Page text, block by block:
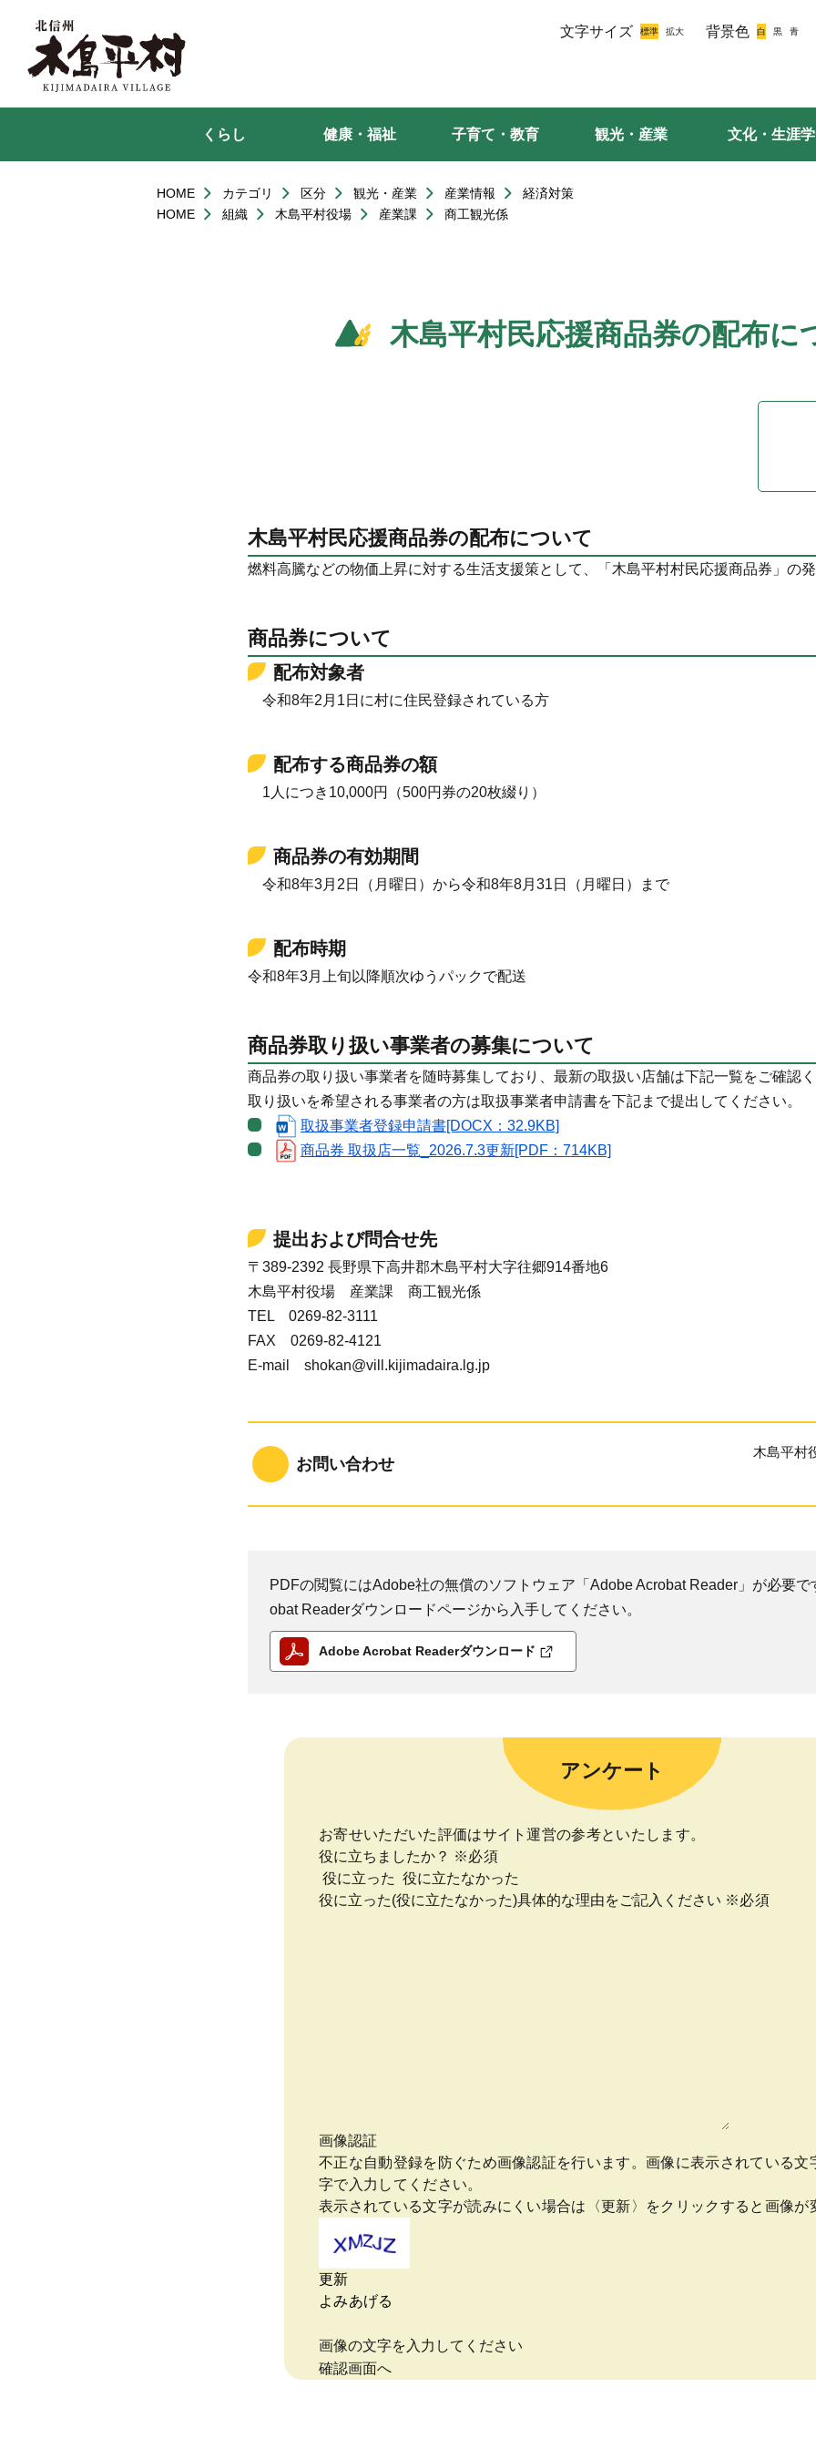
文字サイズ 背景色
くらし 健康・福祉 子育て・教育 観光・産業 文化・生涯
HOME カテゴリ 区分 観光・産業 産業情報
経済対策
HOME
組織 木島平村役場 産業課 商工観光係
木島平村民応援商品券の配布に
木島平村民応援商品券の配布について
燃料高騰などの物価上昇に対する生活支援策として、「木島平村村民応援商品券」の
商品券について
配布対象者
令和8年2月1日に村に住民登録されている方
配布する商品券の額
1人につき10,000円（500円券の20枚綴り）
商品券の有効期間
令和8年3月2日（月曜日）から令和8年8月31日（月曜日）まで
配布時期
令和8年3月上旬以降順次ゆうパックで配送
商品券取り扱い事業者の募集について
商品券の取り扱い事業者を随時募集しており、最新の取扱い店舗は下記一覧をご確認
取り扱いを希望される事業者の方は取扱事業者申請書を下記まで提出してください。
取扱事業者登録申請書[DOCX：32.9KB]
商品券 取扱店一覧_2026.7.3更新[PDF：714KB]
提出および問合せ先
〒389-2392 長野県下高井郡木島平村大字往郷914番地6
木島平村役場 産業課 商工観光係
TEL 0269-82-3111
FAX 0269-82-4121
E-mail shokan@vill.kijimadaira.lg.jp
お問い合わせ
木島平
PDFの閲覧にはAdobe社の無償のソフトウェア「Adobe Acrobat Reader」が必要で
obat Readerダウンロードページから入手してください。
Adobe Acrobat Readerダウンロード
アンケート